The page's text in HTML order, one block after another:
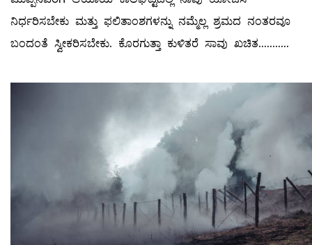
ನಿರ್ಧರಿಸಬೇಕು ಮತ್ತು ಫಲಿತಾಂಶಗಳನ್ನು ನಮ್ಮೆಲ್ಲ ಶ್ರಮದ ನಂತರವೂ
ಬಂದಂತೆ ಸ್ವೀಕರಿಸಬೇಕು. ಕೊರಗುತ್ತಾ ಕುಳಿತರೆ ಸಾವು ಖಚಿತ...........